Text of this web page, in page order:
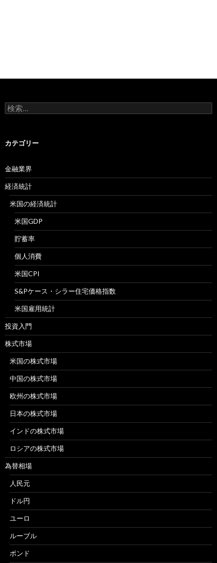
検
索:
カテゴリー
金融業界
経済統計
米国の経済統計
米国GDP
貯蓄率
個人消費
米国CPI
S&Pケース・シラー住宅価格指数
米国雇用統計
投資入門
株式市場
米国の株式市場
中国の株式市場
欧州の株式市場
日本の株式市場
インドの株式市場
ロシアの株式市場
為替相場
人民元
ドル円
ユーロ
ルーブル
ポンド